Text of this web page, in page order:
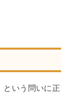
という問いに正